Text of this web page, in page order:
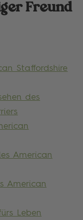
Freund
Staffordshire
des
American
American
Leben